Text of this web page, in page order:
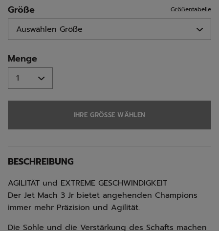
Größe Größentabelle
Menge
IHRE GRÖSSE WÄHLEN
BESCHREIBUNG
AGILITÄT und EXTREME GESCHWINDIGKEIT
Der Jet Mach 3 Jr bietet angehenden Champions
immer mehr Präzision und Agilität.
Die Sohle und die Verstärkung des Schafts machen